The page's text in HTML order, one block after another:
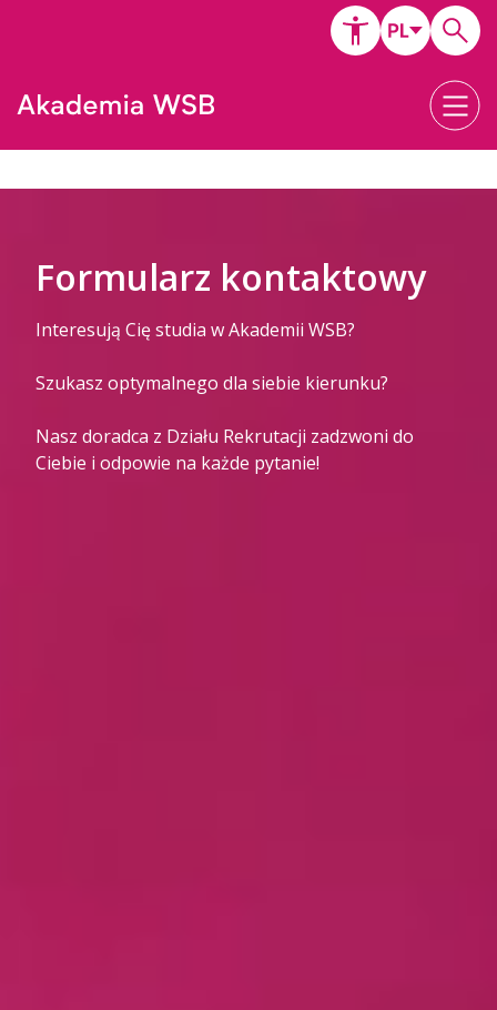
Formularz kontaktowy
Interesują Cię studia w Akademii WSB?
Szukasz optymalnego dla siebie kierunku?
Nasz doradca z Działu Rekrutacji zadzwoni do
Ciebie i odpowie na każde pytanie!